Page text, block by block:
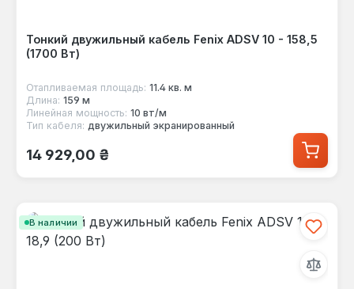
Тонкий двужильный кабель Fenix ADSV 10 - 158,5
(1700 Вт)
Отапливаемая площадь: 11.4 кв. м
Длина: 159 м
Линейная мощность: 10 вт/м
Тип кабеля: двужильный экранированный
Обычная цена:
14 929,00 ₴
В наличии